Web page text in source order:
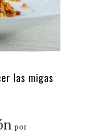
las migas
por